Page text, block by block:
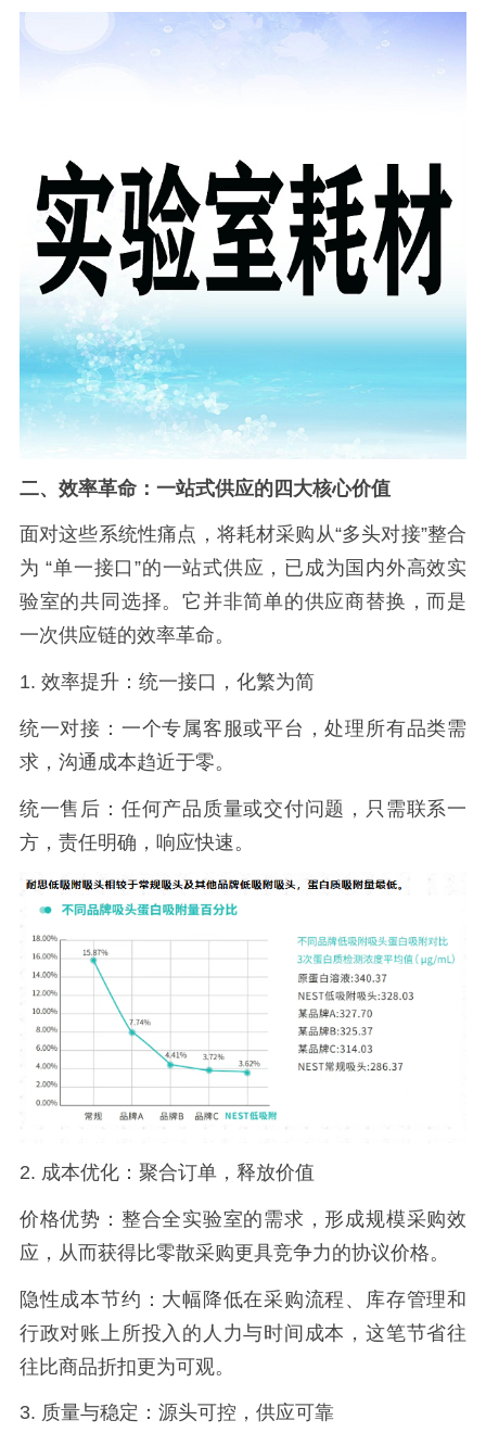
二、效率革命：一站式供应的四大核心价值
面对这些系统性痛点，将耗材采购从“多头对接”整合
为 “单一接口”的一站式供应，已成为国内外高效实
验室的共同选择。它并非简单的供应商替换，而是
一次供应链的效率革命。
1. 效率提升：统一接口，化繁为简
统一对接：一个专属客服或平台，处理所有品类需
求，沟通成本趋近于零。
统一售后：任何产品质量或交付问题，只需联系一
方，责任明确，响应快速。
2. 成本优化：聚合订单，释放价值
价格优势：整合全实验室的需求，形成规模采购效
应，从而获得比零散采购更具竞争力的协议价格。
隐性成本节约：大幅降低在采购流程、库存管理和
行政对账上所投入的人力与时间成本，这笔节省往
往比商品折扣更为可观。
3. 质量与稳定：源头可控，供应可靠